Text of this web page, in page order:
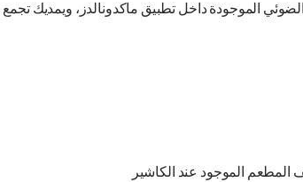
الموجودة داخل تطبيق ماكدونالدز، ويمديك
الموجود عند الكاشير